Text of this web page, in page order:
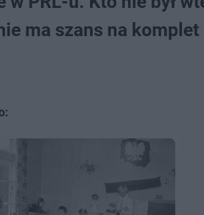
ma szans na